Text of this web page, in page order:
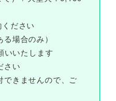
ださい
場合のみ）
いいたします
さい
きませんので、ご